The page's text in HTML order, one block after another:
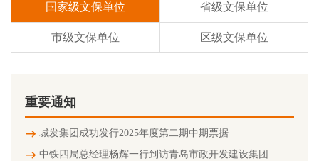
国家级文保单位 省级文保单位
市级文保单位 区级文保单位
重要通知
城发集团成功发行2025年度第二期中期票据
中铁四局总经理杨辉一行到访青岛市政开发建设集团